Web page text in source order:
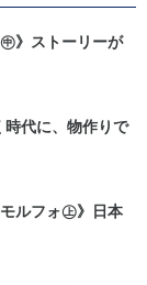
》ストーリーが
時代に、物作りで
ルフォ㊤》日本